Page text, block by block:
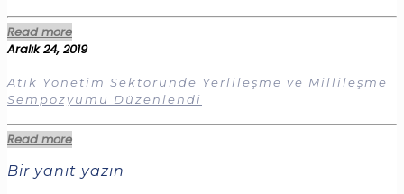
Read more
Aralık 24, 2019
Atık Yönetim Sektöründe Yerlileşme ve Millileşme
Sempozyumu Düzenlendi
Read more
Bir yanıt yazın